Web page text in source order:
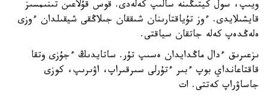
ويىپ، سول كيتىڭىنە سالىپ كەلەدى. قوس قۇلاعىن تىنىمسىز
قايشىلايدى. ءوز تۇياقتارىنان شىققان جىلاڭقى شيقىلدان ءوزى
ەلەڭدەپ كەلە جاتقان سياقتى.
ىزعىرىق ءدال ماڭدايدان ەسىپ تۇر. ساتايدىڭ ءجۇزى وتقا
قاقتاعانداي بوپ ءبىر ءتۇرلى سىرقىراپ، اۋىرىپ، كوزى
جاساۋراپ كەتتى. ات